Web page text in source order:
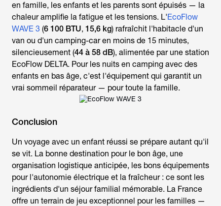
en famille, les enfants et les parents sont épuisés — la
chaleur amplifie la fatigue et les tensions. L'EcoFlow
WAVE 3 (6 100 BTU, 15,6 kg) rafraîchit l'habitacle d'un
van ou d'un camping-car en moins de 15 minutes,
silencieusement (44 à 58 dB), alimentée par une station
EcoFlow DELTA. Pour les nuits en camping avec des
enfants en bas âge, c'est l'équipement qui garantit un
vrai sommeil réparateur — pour toute la famille.
Conclusion
Un voyage avec un enfant réussi se prépare autant qu'il
se vit. La bonne destination pour le bon âge, une
organisation logistique anticipée, les bons équipements
pour l'autonomie électrique et la fraîcheur : ce sont les
ingrédients d'un séjour familial mémorable. La France
offre un terrain de jeu exceptionnel pour les familles —